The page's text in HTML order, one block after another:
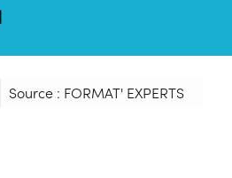
Source : FORMAT' EXPERTS